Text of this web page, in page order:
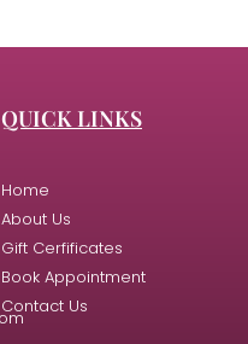
QUICK LINKS
Home
About Us
Gift Cerfificates
Book Appointment
Contact Us